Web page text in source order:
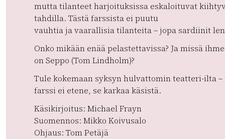
mutta tilanteet harjoituksissa eskaloituvat
tahdilla. Tästä farssista ei puutu
vauhtia ja vaarallisia tilanteita – jopa sardiinit
Onko mikään enää pelastettavissa? Ja missä
on Seppo (Tom Lindholm)?
Tule kokemaan syksyn hulvattomin teatteri-ilta –
farssi ei etene, se karkaa käsistä.
Käsikirjoitus: Michael Frayn
Suomennos: Mikko Koivusalo
Ohjaus: Tom Petäjä